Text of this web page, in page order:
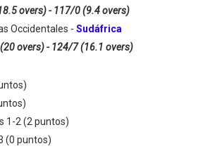
overs) - 117/0 (9.4 overs)
Occidentales - Sudáfrica
overs) - 124/7 (16.1 overs)
1-2 (2 puntos)
(0 puntos)